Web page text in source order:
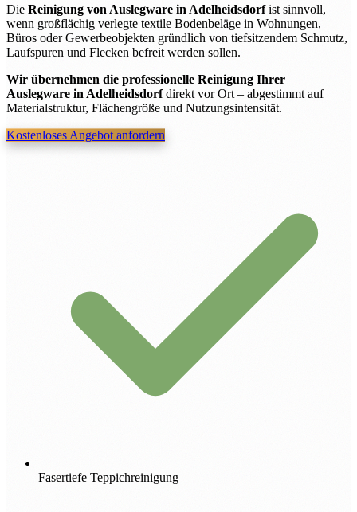
Die Reinigung von Auslegware in Adelheidsdorfist sinnvoll,
wenn großflächig verlegte textile Bodenbeläge in Wohnungen,
Büros oder Gewerbeobjekten gründlich von tiefsitzendem Schmutz,
Laufspuren und Flecken befreit werden sollen.
Wir übernehmen die professionelle Reinigung Ihrer
Auslegware in Adelheidsdorfdirekt vor Ort – abgestimmt auf
Materialstruktur, Flächengröße und Nutzungsintensität.
Kostenloses Angebot anfordern
Fasertiefe Teppichreinigung